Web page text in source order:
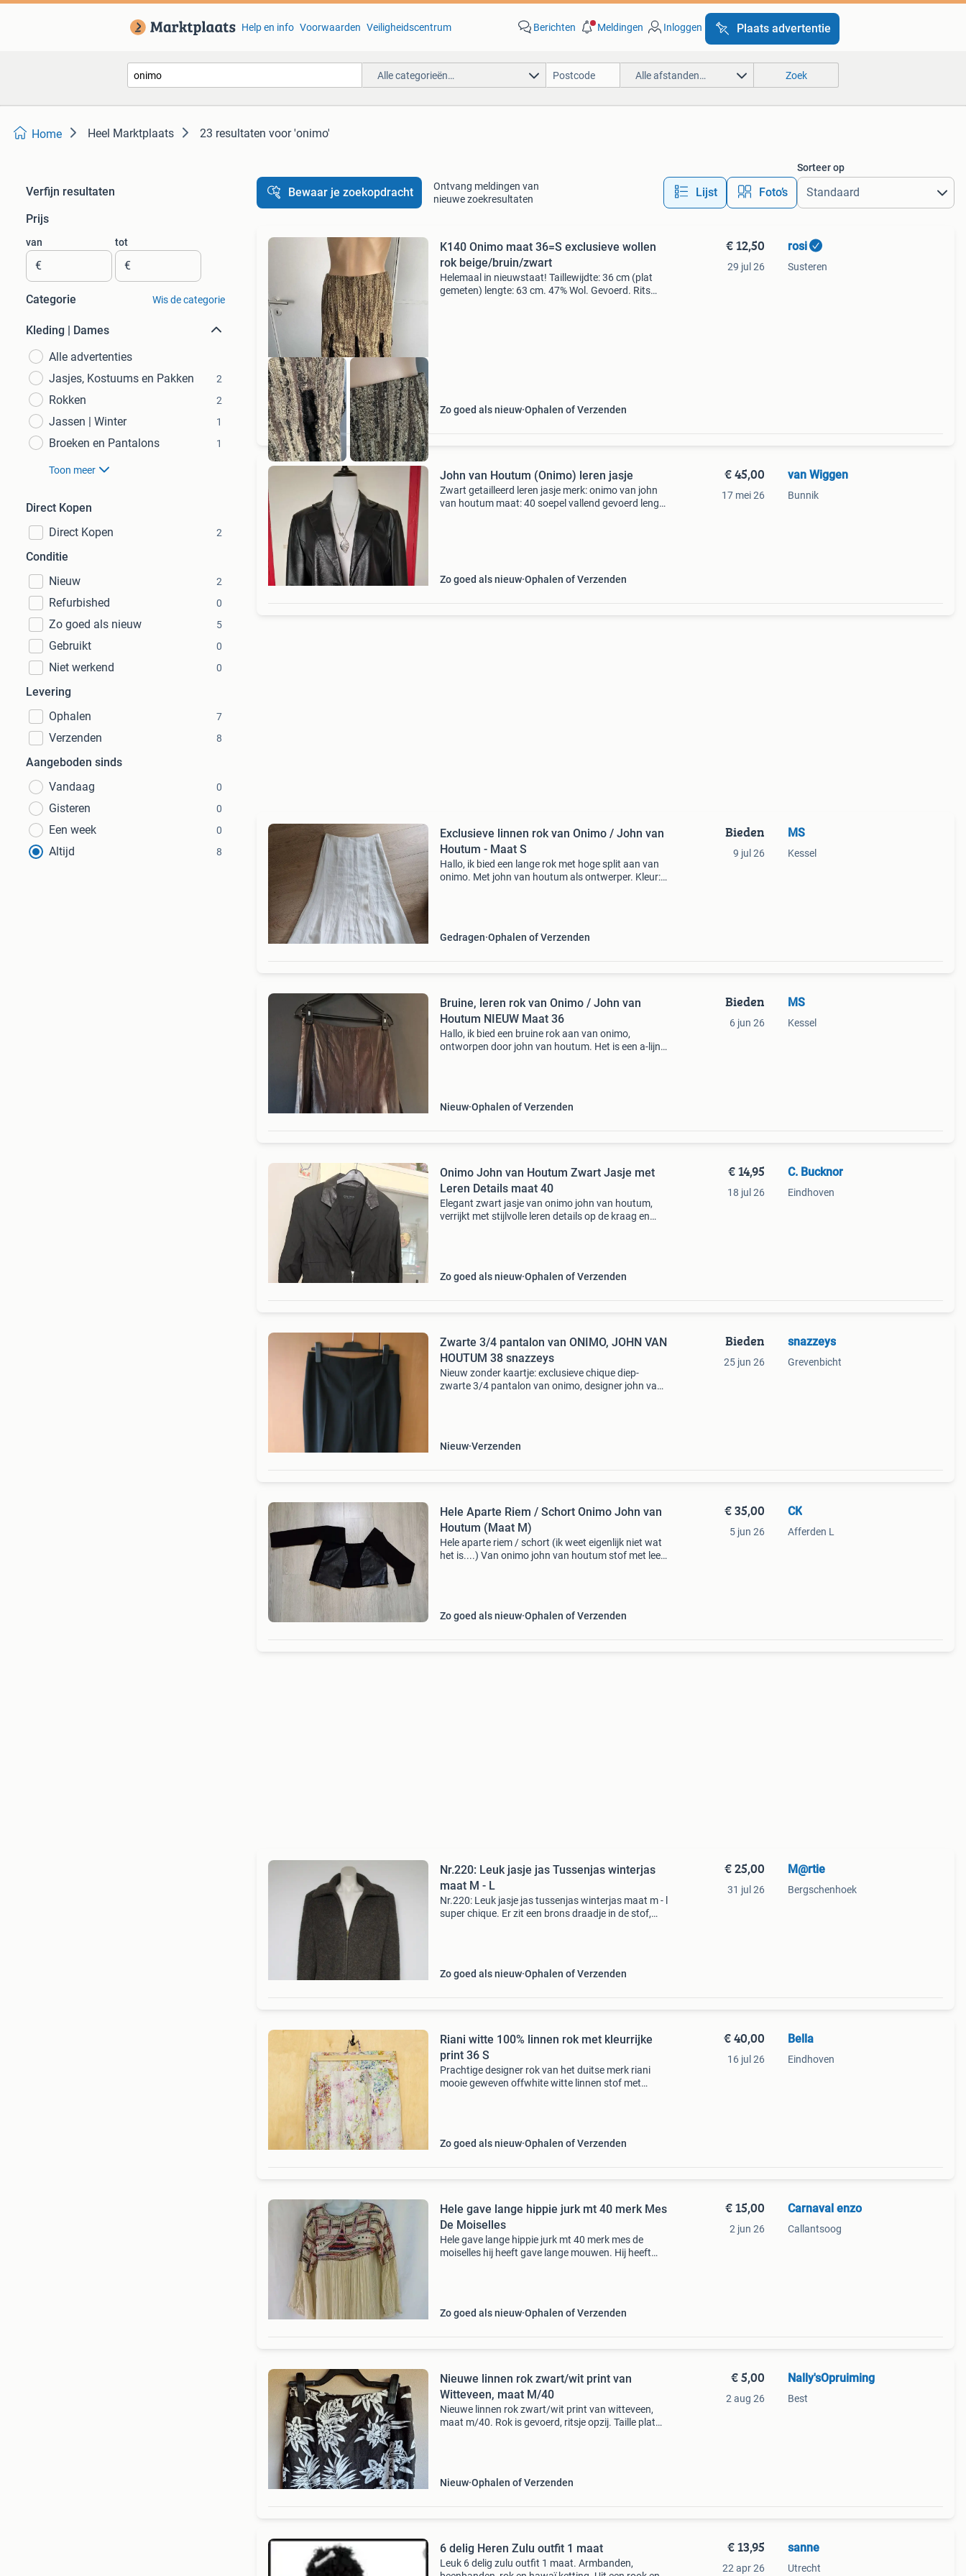
Help en info Voorwaarden Veiligheidscentrum Berichten Meldingen Inloggen Plaats advertentie
Alle categorieën… Alle afstanden… Zoek
Home Heel Marktplaats 23 resultaten voor 'onimo'
Verfijn resultaten
Prijs
van
€
tot
€
Categorie Wis de categorie
Kleding | Dames
Alle advertenties
Jasjes, Kostuums en Pakken
2
Rokken 2
Jassen | Winter 1
Broeken en Pantalons 1
Toon meer
Direct Kopen
Direct Kopen
2
Conditie
Nieuw
2
Refurbished 0
Zo goed als nieuw 5
Gebruikt 0
Niet werkend 0
Levering
Ophalen
7
Verzenden 8
Aangeboden sinds
Vandaag
0
Gisteren 0
Een week 0
Altijd 8
Bewaar je zoekopdracht
Ontvang meldingen van
nieuwe zoekresultaten
Lijst Foto’s
Sorteer op
K140 Onimo maat 36=S exclusieve wollen
rok beige/bruin/zwart
Helemaal in nieuwstaat! Taillewijdte: 36 cm (plat
gemeten) lengte: 63 cm. 47% Wol. Gevoerd. Rits
Zo goed als nieuw Ophalen of Verzenden
€ 12,50
29 jul 26
rosi
Susteren
John van Houtum (Onimo) leren jasje
Zwart getailleerd leren jasje merk: onimo van john
van houtum maat: 40 soepel vallend gevoerd lengte
Zo goed als nieuw Ophalen of Verzenden
€ 45,00
17 mei 26
van Wiggen
Bunnik
Exclusieve linnen rok van Onimo / John van
Houtum - Maat S
Hallo, ik bied een lange rok met hoge split aan van
onimo. Met john van houtum als ontwerper. Kleur:
Gedragen Ophalen of Verzenden
Bieden
9 jul 26
MS
Kessel
Bruine, leren rok van Onimo / John van
Houtum NIEUW Maat 36
Hallo, ik bied een bruine rok aan van onimo,
ontworpen door john van houtum. Het is een a-lijn
Nieuw Ophalen of Verzenden
Bieden
6 jun 26
MS
Kessel
Onimo John van Houtum Zwart Jasje met
Leren Details maat 40
Elegant zwart jasje van onimo john van houtum,
verrijkt met stijlvolle leren details op de kraag en
Zo goed als nieuw Ophalen of Verzenden
€ 14,95
18 jul 26
C. Bucknor
Eindhoven
Zwarte 3/4 pantalon van ONIMO, JOHN VAN
HOUTUM 38 snazzeys
Nieuw zonder kaartje: exclusieve chique diep-
zwarte 3/4 pantalon van onimo, designer john van
Nieuw Verzenden
Bieden
25 jun 26
snazzeys
Grevenbicht
Hele Aparte Riem / Schort Onimo John van
Houtum (Maat M)
Hele aparte riem / schort (ik weet eigenlijk niet wat
het is....) Van onimo john van houtum stof met leer
Zo goed als nieuw Ophalen of Verzenden
€ 35,00
5 jun 26
CK
Afferden L
Nr.220: Leuk jasje jas Tussenjas winterjas
maat M - L
Nr.220: Leuk jasje jas tussenjas winterjas maat m - l
super chique. Er zit een brons draadje in de stof,
Zo goed als nieuw Ophalen of Verzenden
€ 25,00
31 jul 26
M@rtie
Bergschenhoek
Riani witte 100% linnen rok met kleurrijke
print 36 S
Prachtige designer rok van het duitse merk riani
mooie geweven offwhite witte linnen stof met
Zo goed als nieuw Ophalen of Verzenden
€ 40,00
16 jul 26
Bella
Eindhoven
Hele gave lange hippie jurk mt 40 merk Mes
De Moiselles
Hele gave lange hippie jurk mt 40 merk mes de
moiselles hij heeft gave lange mouwen. Hij heeft
Zo goed als nieuw Ophalen of Verzenden
€ 15,00
2 jun 26
Carnaval enzo
Callantsoog
Nieuwe linnen rok zwart/wit print van
Witteveen, maat M/40
Nieuwe linnen rok zwart/wit print van witteveen,
maat m/40. Rok is gevoerd, ritsje opzij. Taille plat
Nieuw Ophalen of Verzenden
€ 5,00
2 aug 26
Nally'sOpruiming
Best
6 delig Heren Zulu outfit 1 maat
Leuk 6 delig zulu outfit 1 maat. Armbanden,
€ 13,95
22 apr 26
sanne
Utrecht